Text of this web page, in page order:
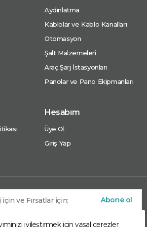
iyileştirmek için yasal çerezler
Aydınlatma
Kablolar ve Kablo Kanalları
Otomasyon
Şalt Malzemeleri
Araç Şarj İstasyonları
Panolar ve Pano Ekipmanları
Hesabım
Üye Ol
Giriş Yap
Abone ol